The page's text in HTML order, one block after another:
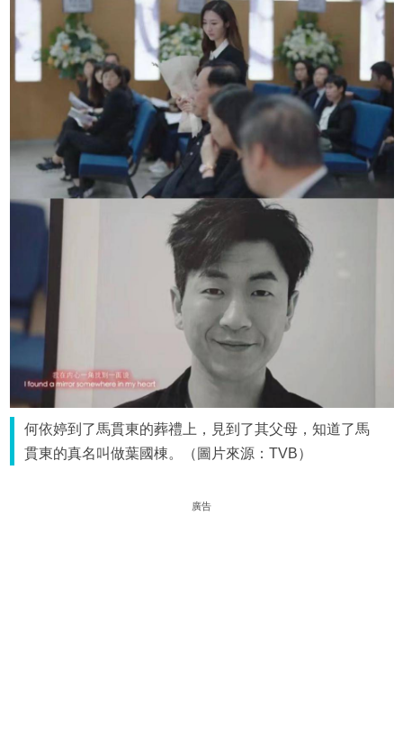
何依婷到了馬貫東的葬禮上，見到了其父母，知道了馬
貫東的真名叫做葉國棟。（圖片來源：TVB）
廣告